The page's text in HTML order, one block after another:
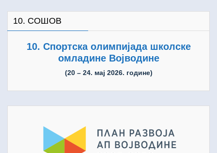
10. СОШОВ
10. Спортска олимпијада школске
омладине Војводине
(20 – 24. мај 2026. године)